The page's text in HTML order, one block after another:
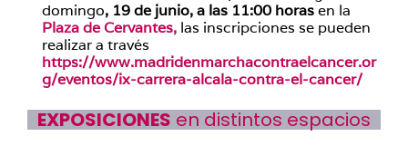
domingo, 19 de junio, a las 11:00 horasen la
Plaza de Cervantes, las inscripciones se pueden
realizar a través
https://www.madridenmarchacontraelcancer.or
g/eventos/ix-carrera-alcala-contra-el-cancer/
EXPOSICIONES en distintos espacios